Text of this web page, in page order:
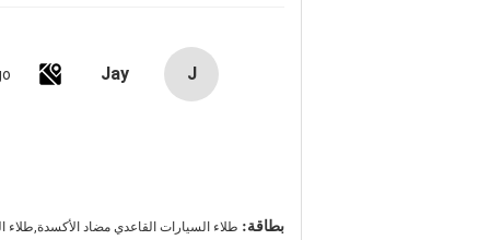
J
Jay
بطاقة: طلاء السيارات القاعدي مضاد